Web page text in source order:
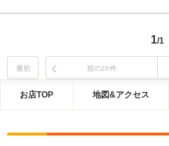
1/1
最初 前の20件
お店TOP 地図&アクセス